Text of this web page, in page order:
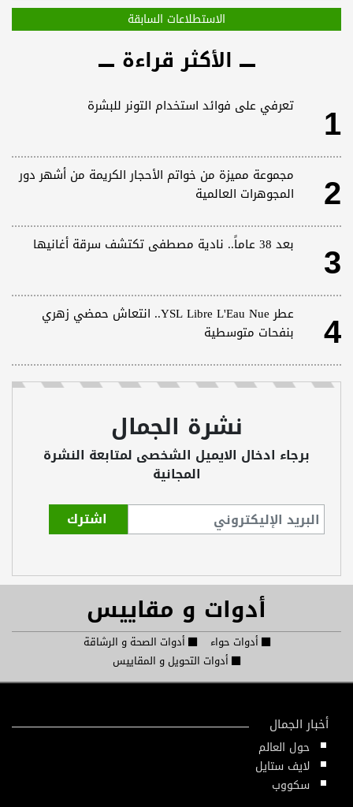
الاستطلاعات السابقة
الأكثر قراءة
1 تعرفي على فوائد استخدام التونر للبشرة
2
مجموعة مميزة من خواتم الأحجار الكريمة من أشهر دور
المجوهرات العالمية
3 بعد 38 عاماً.. نادية مصطفى تكتشف سرقة أغانيها
4
عطر YSL Libre L'Eau Nue.. انتعاش حمضي زهري
بنفحات متوسطية
نشرة الجمال
برجاء ادخال الايميل الشخصى لمتابعة النشرة
المجانية
أدوات و مقاييس
أدوات حواء
أدوات الصحة و الرشاقة
أدوات التحويل و المقاييس
أخبار الجمال
حول العالم
لايف ستايل
سكووب